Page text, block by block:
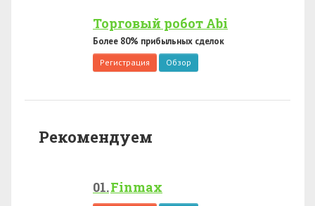
Торговый робот Abi
Более 80% прибыльных сделок
Регистрация Обзор
Рекомендуем
Finmax